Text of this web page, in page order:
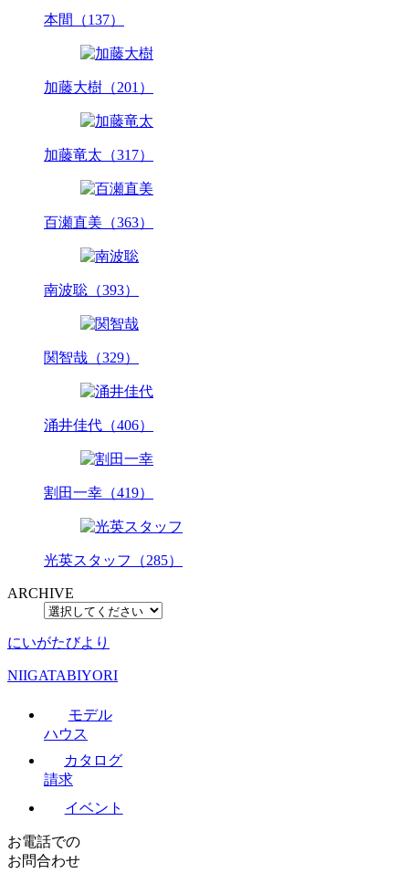
本間（137）
加藤大樹（201）
加藤竜太（317）
百瀬直美（363）
南波聡（393）
関智哉（329）
涌井佳代（406）
割田一幸（419）
光英スタッフ（285）
ARCHIVE
にいがたびより
NIIGATABIYORI
モデル
ハウス
カタログ
請求
イベント
お電話での
お問合わせ